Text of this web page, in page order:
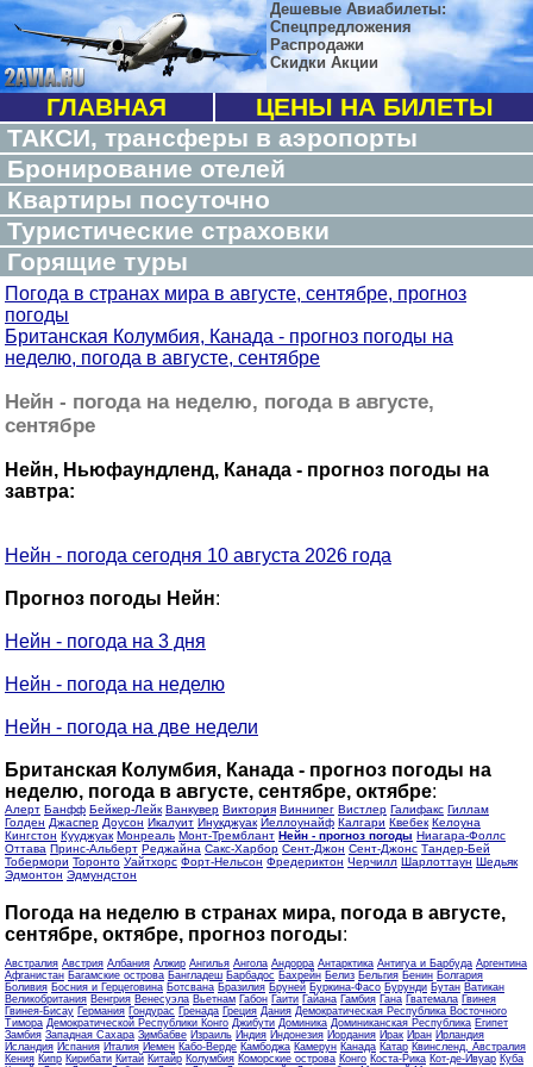
Дешевые Авиабилеты:
Спецпредложения
Распродажи
Скидки Акции
ГЛАВНАЯ
ЦЕНЫ НА БИЛЕТЫ
ТАКСИ, трансферы в аэропорты
Бронирование отелей
Квартиры посуточно
Туристические страховки
Горящие туры
Погода в странах мира в августе, сентябре, прогноз
погоды
Британская Колумбия, Канада - прогноз погоды на
неделю, погода в августе, сентябре
Нейн - погода на неделю, погода в августе,
сентябре
Нейн, Ньюфаундленд, Канада - прогноз погоды на
завтра:
Нейн - погода сегодня 10 августа 2026 года
Прогноз погоды Нейн:
Нейн - погода на 3 дня
Нейн - погода на неделю
Нейн - погода на две недели
Британская Колумбия, Канада - прогноз погоды на
неделю, погода в августе, сентябре, октябре:
Алерт Банфф Бейкер-Лейк Ванкувер Виктория Виннипег Вистлер Галифакс Гиллам
Голден Джаспер Доусон Икалуит Инукджуак Йеллоунайф Калгари Квебек Келоуна
Кингстон Кууджуак Монреаль Монт-Тремблант Нейн - прогноз погоды Ниагара-Фоллс
Оттава Принс-Альберт Реджайна Сакс-Харбор Сент-Джон Сент-Джонс Тандер-Бей
Тобермори Торонто Уайтхорс Форт-Нельсон Фредериктон Черчилл Шарлоттаун Шедьяк
Эдмонтон Эдмундстон
Погода на неделю в странах мира, погода в августе,
сентябре, октябре, прогноз погоды:
Австралия Австрия Албания Алжир Ангилья Ангола Андорра Антарктика Антигуа и Барбуда Аргентина
Афганистан Багамские острова Бангладеш Барбадос Бахрейн Белиз Бельгия Бенин Болгария
Боливия Босния и Герцеговина Ботсвана Бразилия Бруней Буркина-Фасо Бурунди Бутан Ватикан
Великобритания Венгрия Венесуэла Вьетнам Габон Гаити Гайана Гамбия Гана Гватемала Гвинея
Гвинея-Бисау Германия Гондурас Гренада Греция Дания Демократическая Республика Восточного
Тимора Демократической Республики Конго Джибути Доминика Доминиканская Республика Египет
Замбия Западная Сахара Зимбабве Израиль Индия Индонезия Иордания Ирак Иран Ирландия
Исландия Испания Италия Йемен Кабо-Верде Камбоджа Камерун Канада Катар Квинсленд, Австралия
Кения Кипр Кирибати Китай Китайр Колумбия Коморские острова Конго Коста-Рика Кот-де-Ивуар Куба